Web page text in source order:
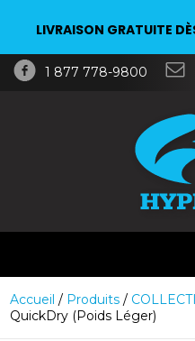
1 877 778-9800
Accueil / Produits /
QuickDry (Poids Léger)
LIVRAISON GRATUITE